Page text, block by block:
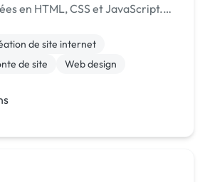
en HTML, CSS et JavaScript.
de site internet
de site
Web design